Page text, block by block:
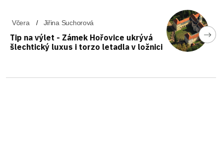
Včera Jiřina Suchorová
Tip na výlet - Zámek Hořovice ukrývá
šlechtický luxus i torzo letadla v ložnici